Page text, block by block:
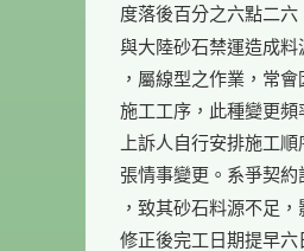
度落後百分之六點二
與大陸砂石禁運造成料
，屬線型之作業，常
施工工序，此種變更
上訴人自行安排施工
張情事變更。系爭契
，致其砂石料源不足
修正後完工日期提早六